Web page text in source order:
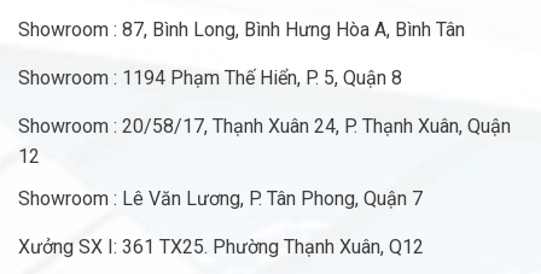
Showroom : 87, Bình Long, Bình Hưng Hòa A, Bình Tân
Showroom : 1194 Phạm Thế Hiển, P. 5, Quận 8
Showroom : 20/58/17, Thạnh Xuân 24, P. Thạnh Xuân, Quận
12
Showroom : Lê Văn Lương, P. Tân Phong, Quận 7
Xưởng SX I: 361 TX25. Phường Thạnh Xuân, Q12